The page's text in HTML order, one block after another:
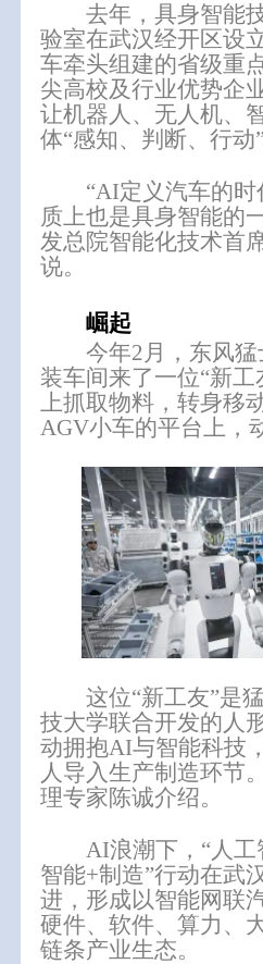
去年，具身智能
验室在武汉经开区设
车牵头组建的省级重
尖高校及行业优势企
让机器人、无人机、
体“感知、判断、行动”
“AI定义汽车的
质上也是具身智能的
发总院智能化技术首
说。
崛起
今年2月，东风
装车间来了一位“新
上抓取物料，转身移
AGV小车的平台上，
这位“新工友”是
技大学联合开发的人
动拥抱AI与智能科技
人导入生产制造环节
理专家陈诚介绍。
AI浪潮下，“人工
智能+制造”行动在武
进，形成以智能网联
硬件、软件、算力、
链条产业生态。